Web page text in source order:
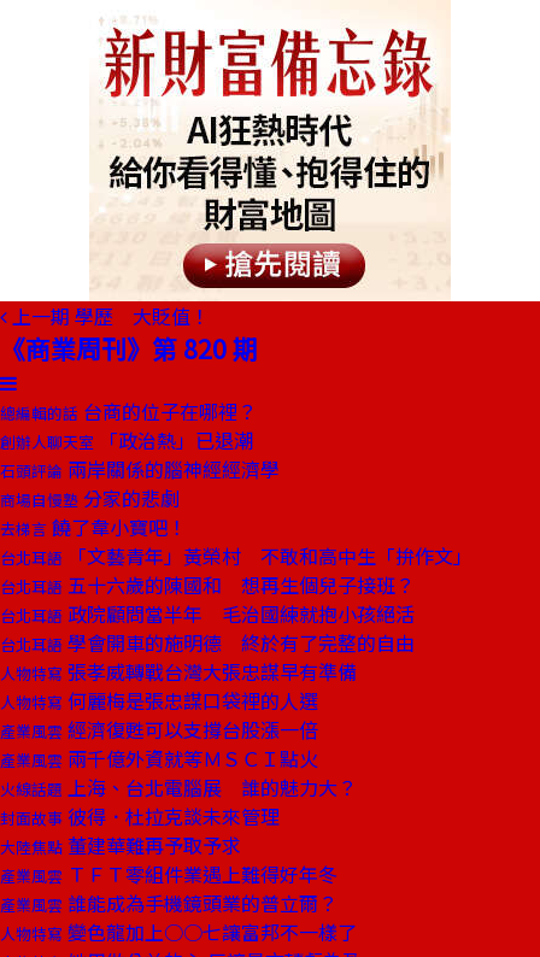
上一期 學歷 大貶值！
《商業周刊》第 820 期
總編輯的話 台商的位子在哪裡？
創辦人聊天室 「政治熱」已退潮
石頭評論 兩岸關係的腦神經經濟學
商場自慢塾 分家的悲劇
去梯言 饒了韋小寶吧！
台北耳語 「文藝青年」黃榮村 不敢和高中生「拚作文」
台北耳語 五十六歲的陳國和 想再生個兒子接班？
台北耳語 政院顧問當半年 毛治國練就抱小孩絕活
台北耳語 學會開車的施明德 終於有了完整的自由
人物特寫 張孝威轉戰台灣大張忠謀早有準備
人物特寫 何麗梅是張忠謀口袋裡的人選
產業風雲 經濟復甦可以支撐台股漲一倍
產業風雲 兩千億外資就等ＭＳＣＩ點火
火線話題 上海、台北電腦展 誰的魅力大？
封面故事 彼得．杜拉克談未來管理
大陸焦點 董建華難再予取予求
產業風雲 ＴＦＴ零組件業遇上難得好年冬
產業風雲 誰能成為手機鏡頭業的普立爾？
人物特寫 變色龍加上○○七讓富邦不一樣了